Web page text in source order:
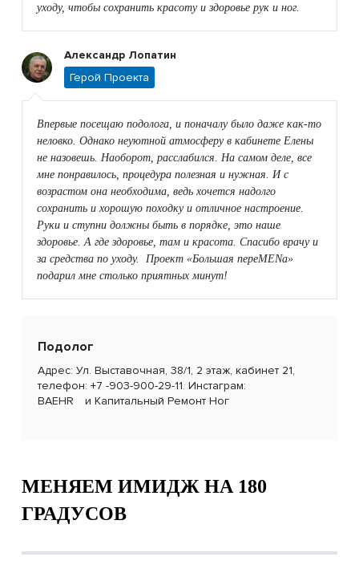
уходу, чтобы сохранить красоту и здоровье рук и ног.
Александр Лопатин
Герой Проекта
Впервые посещаю подолога, и поначалу было даже как-то
неловко. Однако неуютной атмосферу в кабинете Елены
не назовешь. Наоборот, расслабился. На самом деле, все
мне понравилось, процедура полезная и нужная. И с
возрастом она необходима, ведь хочется надолго
сохранить и хорошую походку и отличное настроение.
Руки и ступни должны быть в порядке, это наше
здоровье. А где здоровье, там и красота. Спасибо врачу и
за средства по уходу. Проект «Большая переMENа»
подарил мне столько приятных минут!
Подолог
Адрес: Ул. Выставочная, 38/1, 2 этаж, кабинет 21,
телефон: +7 -903-900-29-11. Инстаграм:
BAEHR
и Капитальный Ремонт Ног
МЕНЯЕМ ИМИДЖ НА 180
ГРАДУСОВ